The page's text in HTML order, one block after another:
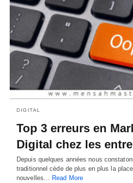
DIGITAL
Top 3 erreurs en
Digital chez les
Depuis quelques années nous
traditionnel cède de plus en plus la
nouvelles… Read More